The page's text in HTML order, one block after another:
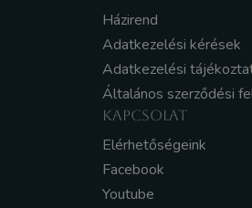
Házirend
Adatkezelési kérések
Adatkezelési
Általános szerződési
KAPCSOLAT
Elérhetőségeink
Facebook
Youtube